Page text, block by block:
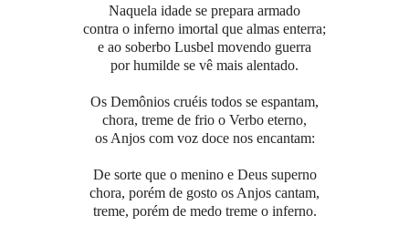
Naquela idade se prepara armado
contra o inferno imortal que almas enterra;
e ao soberbo Lusbel movendo guerra
por humilde se vê mais alentado.
Os Demônios cruéis todos se espantam,
chora, treme de frio o Verbo eterno,
os Anjos com voz doce nos encantam:
De sorte que o menino e Deus superno
chora, porém de gosto os Anjos cantam,
treme, porém de medo treme o inferno.